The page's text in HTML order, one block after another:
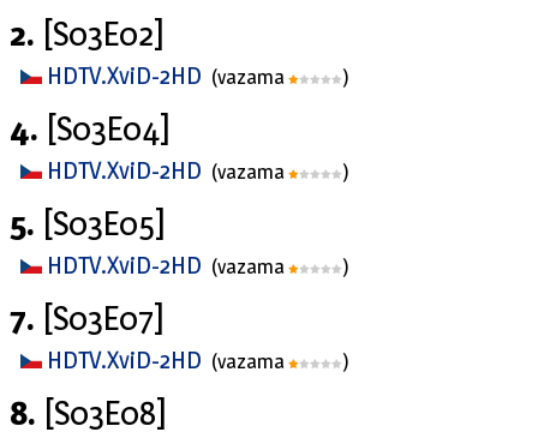
2. [S03E02]
HDTV.XviD-2HD (vazama )
4. [S03E04]
HDTV.XviD-2HD (vazama )
5. [S03E05]
HDTV.XviD-2HD (vazama )
7. [S03E07]
HDTV.XviD-2HD (vazama )
8. [S03E08]